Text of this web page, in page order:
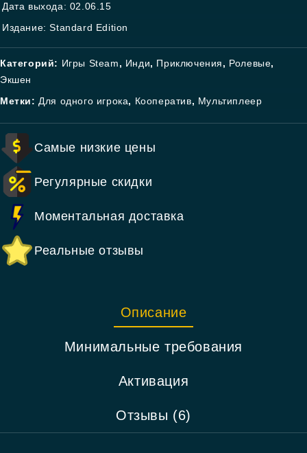
Дата выхода: 02.06.15
Издание: Standard Edition
Категорий: Игры Steam, Инди, Приключения, Ролевые,
Экшен
Метки: Для одного игрока, Кооператив, Мультиплеер
Самые низкие цены
Регулярные скидки
Моментальная доставка
Реальные отзывы
Описание
Минимальные требования
Активация
Отзывы (6)